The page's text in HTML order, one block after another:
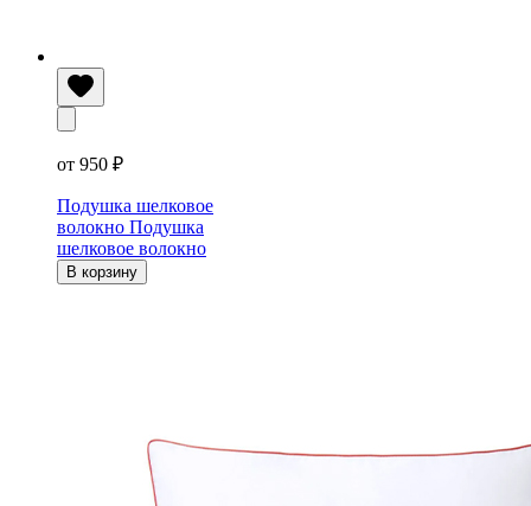
от 950 ₽
Подушка шелковое
волокно Подушка
шелковое волокно
В корзину